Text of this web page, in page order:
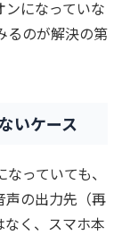
になっていな
るのが解決の第
いケース
っていても、
声の出力先（再
く、スマホ本